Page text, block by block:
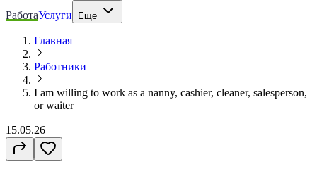
РаботаУслуги Еще
Главная
Работники
I am willing to work as a nanny, cashier, cleaner, salesperson,
or waiter
15.05.26